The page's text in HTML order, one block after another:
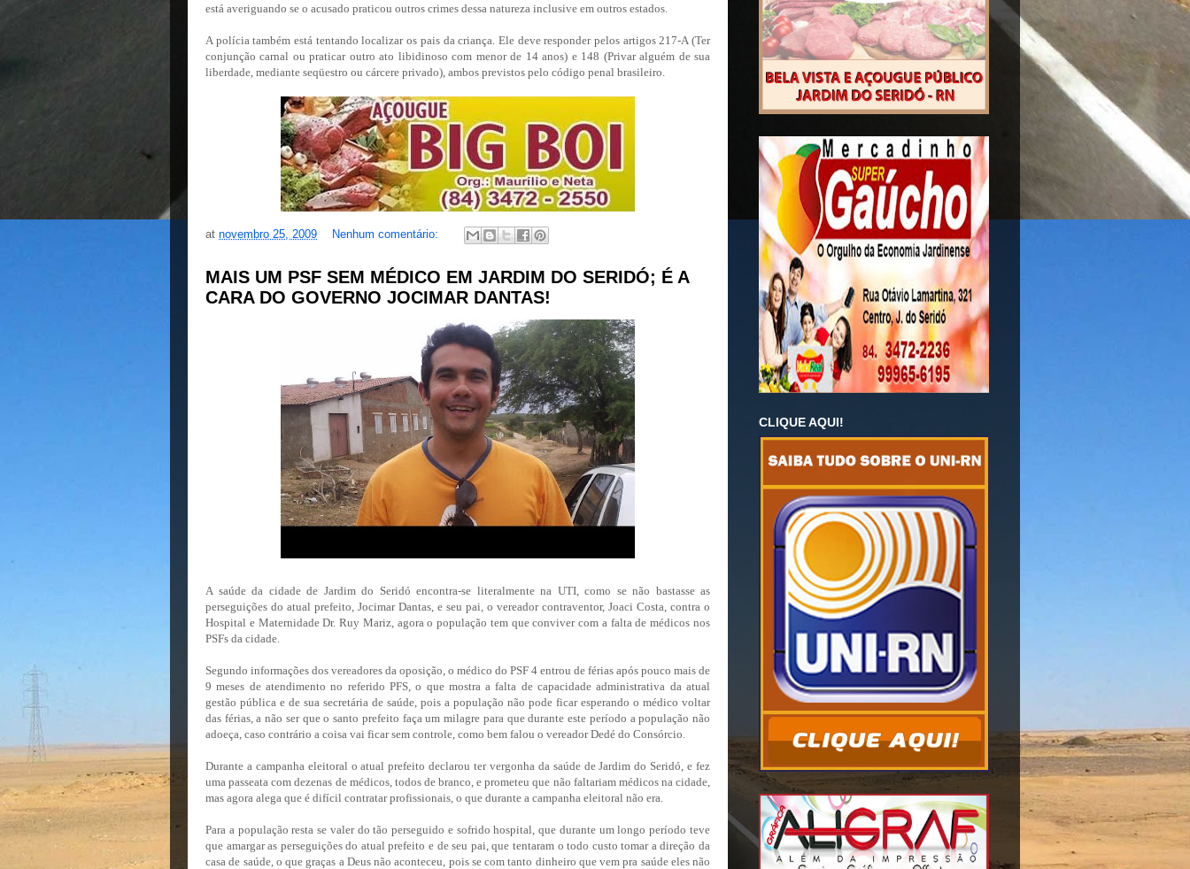
está averiguando se o acusado praticou outros crimes dessa natureza inclusive em outros estados.
A polícia também está tentando localizar os pais da criança. Ele deve responder pelos artigos217-A(Ter
conjunção carnal ou praticar outro ato libidinoso com menor de 14 anos) e 148 (Privar alguém de sua
liberdade, mediante seqüestro ou cárcere privado), ambos previstos pelo código penal brasileiro.
at novembro 25, 2009 Nenhum comentário:
MAIS UM PSF SEM MÉDICO EM JARDIM DO SERIDÓ; É A
CARA DO GOVERNO JOCIMAR DANTAS!
A saúde da cidade de Jardim do Seridó encontra-se literalmente na UTI, como se não bastasse as
perseguições do atual prefeito, Jocimar Dantas, e seu pai, o vereador contraventor, Joaci Costa, contra o
Hospital e Maternidade Dr. Ruy Mariz, agora o população tem que conviver com a falta de médicos nos
PSFs da cidade.
Segundo informações dos vereadores da oposição, o médico do PSF 4 entrou de férias após pouco mais de
9 meses de atendimento no referido PFS, o que mostra a falta de capacidade administrativa da atual
gestão pública e de sua secretária de saúde, pois a população não pode ficar esperando o médico voltar
das férias, a não ser que o santo prefeito faça um milagre para que durante este período a população não
adoeça, caso contrário a coisa vai ficar sem controle, como bem falou o vereador Dedé do Consórcio.
Durante a campanha eleitoral o atual prefeito declarou ter vergonha da saúde de Jardim do Seridó, e fez
uma passeata com dezenas de médicos, todos de branco, e prometeu que não faltariam médicos na cidade,
mas agora alega que é difícil contratar profissionais, o que durante a campanha eleitoral não era.
Para a população resta se valer do tão perseguido e sofrido hospital, que durante um longo período teve
que amargar as perseguições do atual prefeito e de seu pai, que tentaram o todo custo tomar a direção da
casa de saúde, o que graças a Deus não aconteceu, pois se com tanto dinheiro que vem pra saúde eles não
CLIQUE AQUI!